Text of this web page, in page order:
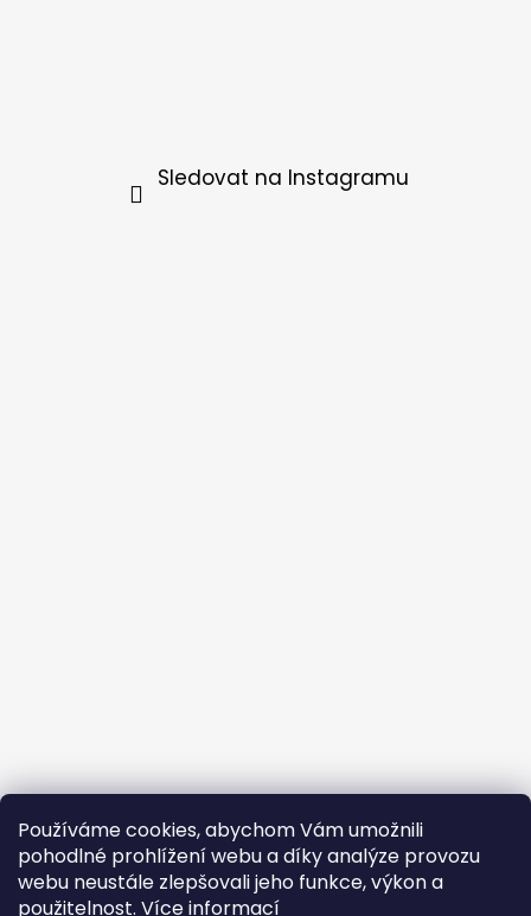
Používáme cookies, abychom Vám umožnili
pohodlné prohlížení webu a díky analýze provozu
webu neustále zlepšovali jeho funkce, výkon a
použitelnost. Více informací
Sledovat na Instagramu